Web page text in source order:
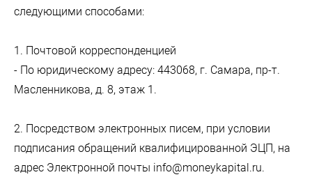
следующими способами:
1. Почтовой корреспонденцией
- По юридическому адресу: 443068, г. Самара, пр-т.
Масленникова, д. 8, этаж 1.
2. Посредством электронных писем, при условии
подписания обращений квалифицированной ЭЦП, на
адрес Электронной почты info@moneykapital.ru.